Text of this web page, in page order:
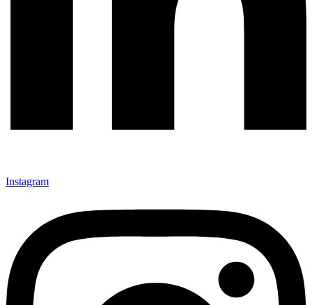
Instagram